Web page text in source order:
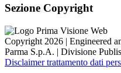
Sezione Copyright
Copyright 2026 | Engineered
Parma S.p.A. | Divisione
Disclaimer trattamento dati